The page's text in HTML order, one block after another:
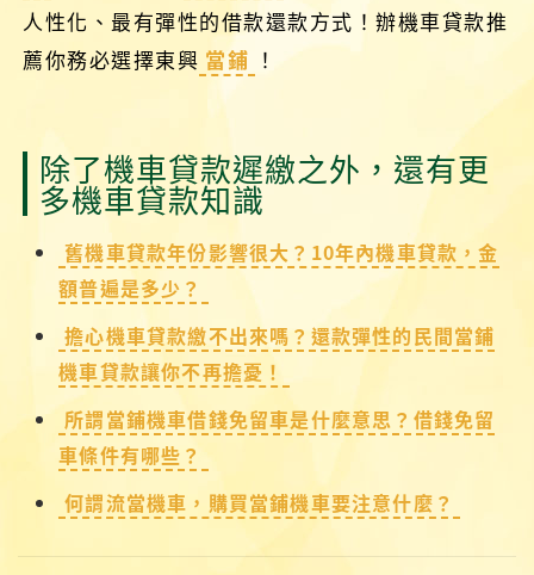
人性化、最有彈性的借款還款方式！辦機車貸款推
薦你務必選擇東興 當鋪 ！
除了機車貸款遲繳之外，還有更
多機車貸款知識
舊機車貸款年份影響很大？10年內機車貸款，金
額普遍是多少？
擔心機車貸款繳不出來嗎？還款彈性的民間當鋪
機車貸款讓你不再擔憂！
所謂當鋪機車借錢免留車是什麼意思？借錢免留
車條件有哪些？
何謂流當機車，購買當鋪機車要注意什麼？